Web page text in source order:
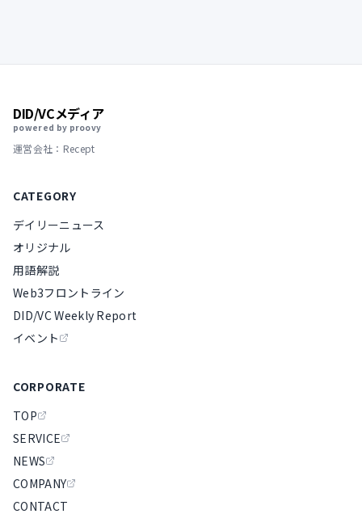
DID/VCメディア
powered by proovy
運営会社：Recept
CATEGORY
デイリーニュース
オリジナル
用語解説
Web3フロントライン
DID/VC Weekly Report
イベント
CORPORATE
TOP
SERVICE
NEWS
COMPANY
CONTACT